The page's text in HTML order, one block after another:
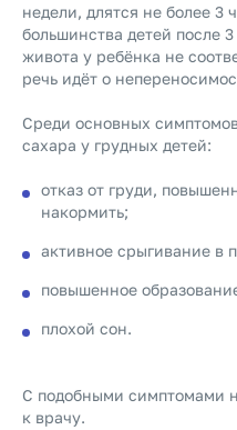
недели, длятся не более 3
большинства детей после
живота у ребёнка не
речь идёт о
Среди основных
сахара у грудных детей:
отказ от груди,
накормить;
активное срыгивание в
повышенное
плохой сон.
С подобными симптомами
к врачу.